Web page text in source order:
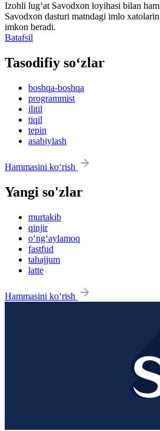
Izohli lugʻat Savodxon loyihasi bilan
Savodxon dasturi matndagi imlo
imkon beradi.
Batafsil
Tasodifiy so‘zlar
boshqa-boshqa
programmist
ilitil
tiqil
tepin
asabiylash
Hammasini ko‘rish
Yangi so'zlar
murtakib
qinjir
o‘ng‘aylamoq
fastfud
tahajjum
latte
Hammasini ko‘rish